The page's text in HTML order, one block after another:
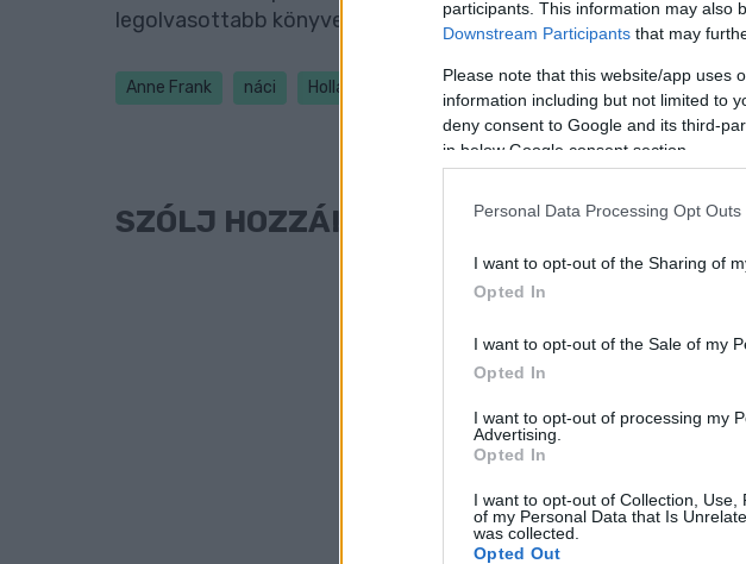
participants. This information may also
Downstream Participants that may
Please note that this website/app uses
information including but not limited to
deny consent to Google and its third-
in below Google consent section.
Personal Data Processing Opt Outs
I want to opt-out of the Sharing of
Opted In
I want to opt-out of the Sale of my
Opted In
I want to opt-out of processing my
Advertising.
Opted In
I want to opt-out of Collection,
of my Personal Data that Is
was collected.
Opted Out
legolvasottabb könyve közé tartozik.
Anne Frank náci Hollandia második világháború II. világháború
SZÓLJ HOZZÁ!